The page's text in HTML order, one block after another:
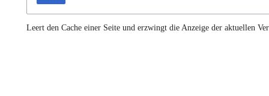
Leert den Cache einer Seite und erzwingt die Anzeige der aktuellen